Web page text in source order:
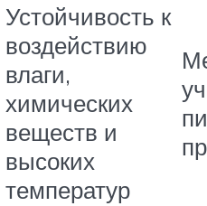
Устойчивость к
воздействию
влаги,
химических
веществ и
высоких
температур